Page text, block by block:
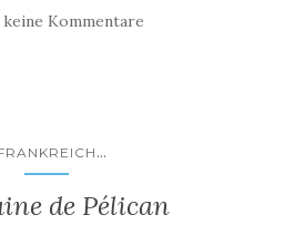
Kommentare
...
de Pélican